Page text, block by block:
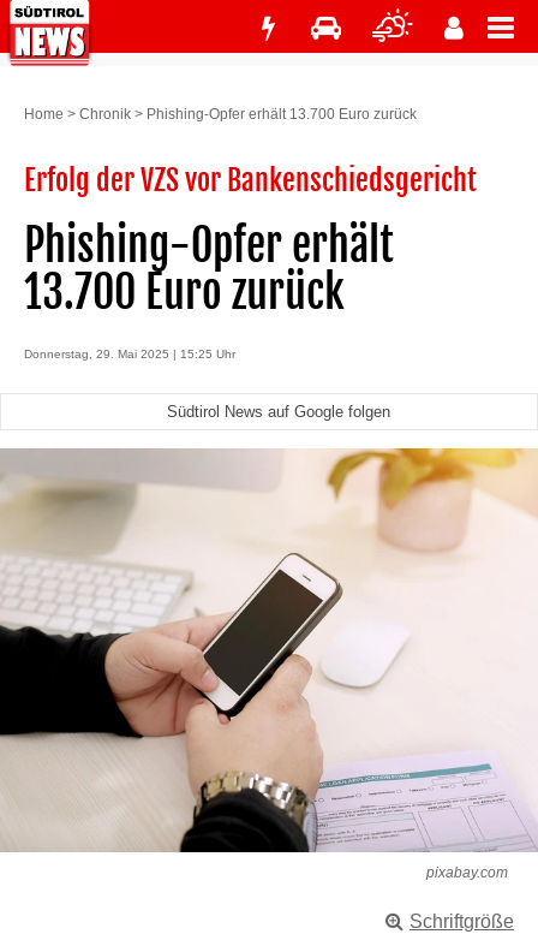
Home > Chronik > Phishing-Opfer erhält 13.700 Euro zurück
Erfolg der VZS vor Bankenschiedsgericht
Phishing-Opfer erhält
13.700 Euro zurück
Donnerstag, 29. Mai 2025 | 15:25 Uhr
Südtirol News auf Google folgen
pixabay.com
Schriftgröße